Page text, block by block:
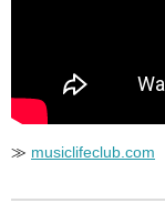
≫ musiclifeclub.com